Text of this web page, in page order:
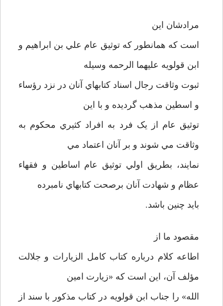
مرادشان اين
است که همانطور که توثيق عام علي بن ابراهيم و
ابن قولويه عليهما الرحمه وسيله
ثبوت وثاقت رجال اسناد کتابهاي آنان در نزد رؤساء
و اسطين مذهب گرديده و با اين
توثيق عام از يک فرد به افراد کثيري محکوم به
وثاقت مي شوند و بر آنان اعتماد مي
نمايند، بطريق اولي توثيق عام اساطين و فقهاء
عظام و شهادت آنان برصحت کتابهاي نامبرده
بايد چنين باشد.
مقصود ما از
اطاعه کلام درباره کتاب کامل الزيارات و جلالت
مؤلف آن، اين است که «زيارت امين
الله» را جناب ابن قولويه در کتاب مذکور با سند از